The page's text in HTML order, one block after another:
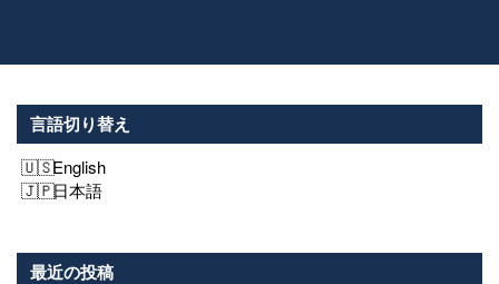
言語切り替え
English
日本語
最近の投稿